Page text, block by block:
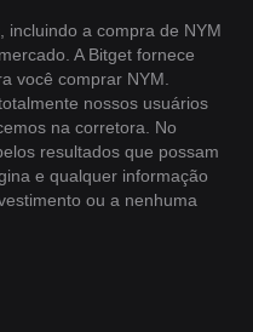
incluindo a compra de NYM
A Bitget fornece
você comprar NYM.
nossos usuários
na corretora. No
resultados que possam
e qualquer informação
ou a nenhuma